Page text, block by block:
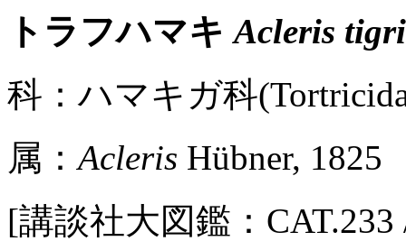
トラフハマキAcleris
科：ハマキガ科
属：Acleris Hübner, 1825
[講談社大図鑑：